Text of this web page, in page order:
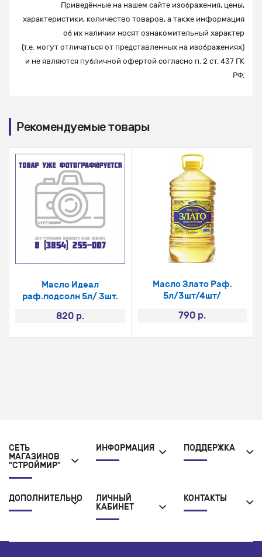
Приведённые на нашем сайте изображения, цены,
характеристики, количество товаров, а также информация
об их наличии носят ознакомительный характер
(т.е. могут отличаться от представленных на изображениях)
и не являются публичной офертой согласно п. 2 ст. 437 ГК
РФ.
Рекомендуемые товары
Масло Идеал
раф.подсолн 5л/ 3шт.
820 р.
Масло Злато Раф.
5л/3шт/4шт/
790 р.
СЕТЬ
МАГАЗИНОВ
"СТРОЙМИР"
ИНФОРМАЦИЯ ПОДДЕРЖКА
ДОПОЛНИТЕЛЬНО
ЛИЧНЫЙ
КАБИНЕТ
КОНТАКТЫ